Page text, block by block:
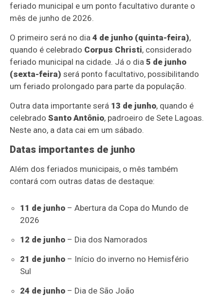
feriado municipal e um ponto facultativo durante o
mês de junho de 2026.
O primeiro será no dia4 de junho (quinta-feira),
quando é celebrado Corpus Christi, considerado
feriado municipal na cidade. Já o dia5 de junho
(sexta-feira) será ponto facultativo, possibilitando
um feriado prolongado para parte da população.
Outra data importante será 13 de junho, quando é
celebradoSanto Antônio, padroeiro de Sete Lagoas.
Neste ano, a data cai em um sábado.
Datas importantes de junho
Além dos feriados municipais, o mês também
contará com outras datas de destaque:
11 de junho– Abertura da Copa do Mundo de
2026
12 de junho– Dia dos Namorados
21 de junho– Início do inverno no Hemisfério
Sul
24 de junho– Dia de São João